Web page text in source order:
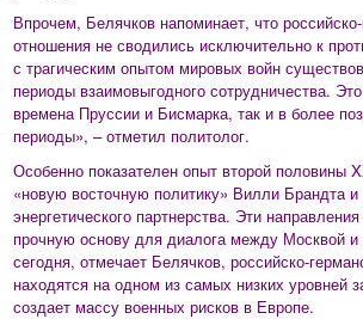
Впрочем, Белячков напоминает, что
отношения не сводились исключительно к
с трагическим опытом мировых войн
периоды взаимовыгодного сотрудничества.
времена Пруссии и Бисмарка, так и в более
периоды», – отметил политолог.
Особенно показателен опыт второй половины
«новую восточную политику» Вилли Брандта и
энергетического партнерства. Эти
прочную основу для диалога между Москвой
сегодня, отмечает Белячков, российско-
находятся на одном из самых низких уровней
создает массу военных рисков в Европе.